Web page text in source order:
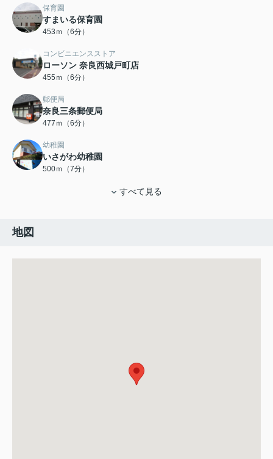
保育園
すまいる保育園
453ｍ（6分）
コンビニエンスストア
ローソン 奈良西城戸町店
455ｍ（6分）
郵便局
奈良三条郵便局
477ｍ（6分）
幼稚園
いさがわ幼稚園
500ｍ（7分）
すべて見る
地図